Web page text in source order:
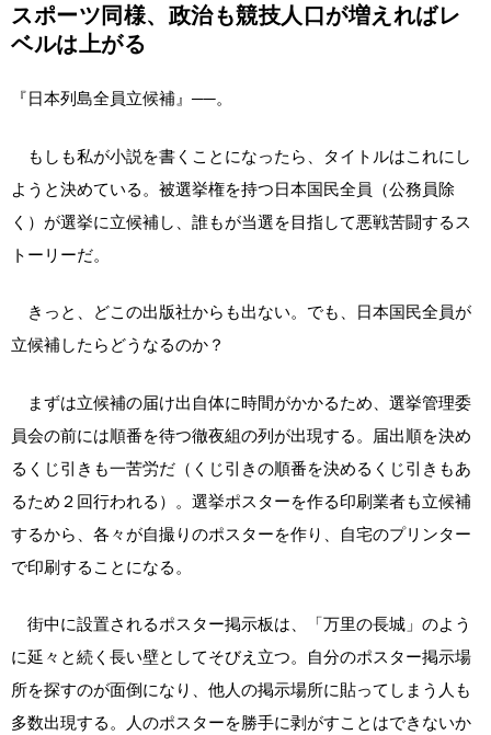
スポーツ同様、政治も競技人口が増えればレ
ベルは上がる
『日本列島全員立候補』──。
もしも私が小説を書くことになったら、タイトルはこれにし
ようと決めている。被選挙権を持つ日本国民全員（公務員除
く）が選挙に立候補し、誰もが当選を目指して悪戦苦闘するス
トーリーだ。
きっと、どこの出版社からも出ない。でも、日本国民全員が
立候補したらどうなるのか？
まずは立候補の届け出自体に時間がかかるため、選挙管理委
員会の前には順番を待つ徹夜組の列が出現する。届出順を決め
るくじ引きも一苦労だ（くじ引きの順番を決めるくじ引きもあ
るため２回行われる）。選挙ポスターを作る印刷業者も立候補
するから、各々が自撮りのポスターを作り、自宅のプリンター
で印刷することになる。
街中に設置されるポスター掲示板は、「万里の長城」のよう
に延々と続く長い壁としてそびえ立つ。自分のポスター掲示場
所を探すのが面倒になり、他人の掲示場所に貼ってしまう人も
多数出現する。人のポスターを勝手に剥がすことはできないか